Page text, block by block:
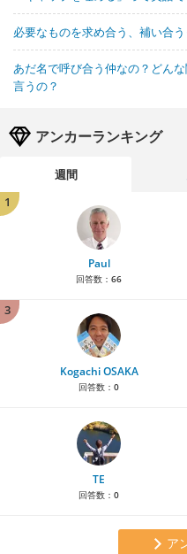
必要なものを求め合う、補い合
あだ名で呼び合う仲なの？どん
言うの？
アンカーランキング
週間
1
Paul
回答数： 66
3
Kogachi OSAKA
回答数： 0
TE
回答数： 0
ア